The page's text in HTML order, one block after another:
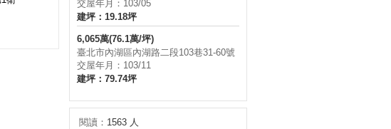
交屋年月：103/05
建坪：19.18坪
6,065萬(76.1萬/坪)
臺北市內湖區內湖路二段103巷31-60號
交屋年月：103/11
建坪：79.74坪
閱讀： 1563 人